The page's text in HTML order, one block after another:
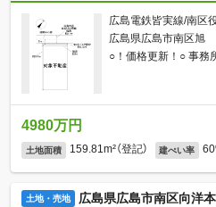
広島電鉄皆実線/南区
広島県広島市南区旭
○！価格更新！○ 事務
4980万円
土地面積 159.81m²（登記） 建ぺい率
土地・売地 広島県広島市南区向洋